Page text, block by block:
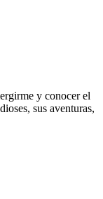
y conocer el
sus aventuras,